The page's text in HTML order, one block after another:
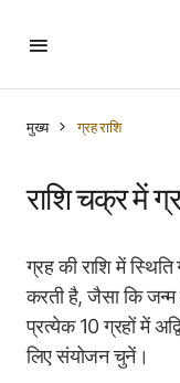
मुख्य ग्रह राशि
राशि चक्र में
ग्रह की राशि में
करती है, जैसा कि जन्म
प्रत्येक 10 ग्रहों में
लिए संयोजन चुनें।